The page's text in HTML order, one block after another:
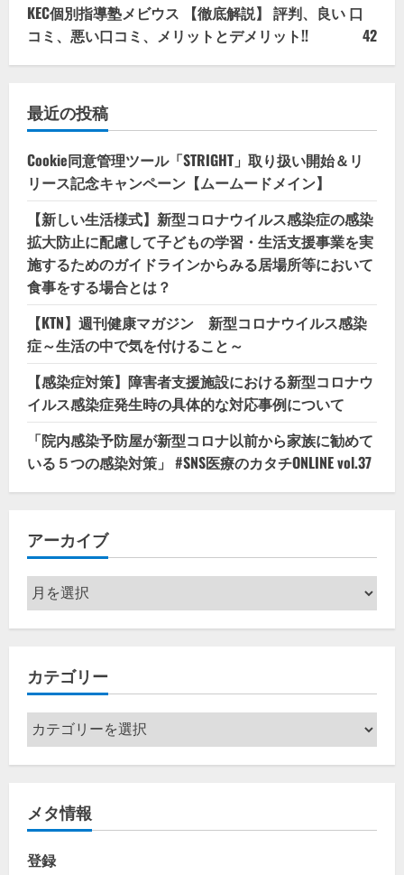
KEC個別指導塾メビウス 【徹底解説】 評判、良い 口
コミ、悪い口コミ、メリットとデメリット!!
42
最近の投稿
Cookie同意管理ツール「STRIGHT」取り扱い開始＆リ
リース記念キャンペーン【ムームードメイン】
【新しい生活様式】新型コロナウイルス感染症の感染
拡大防止に配慮して子どもの学習・生活支援事業を実
施するためのガイドラインからみる居場所等において
食事をする場合とは？
【KTN】週刊健康マガジン 新型コロナウイルス感染
症～生活の中で気を付けること～
【感染症対策】障害者支援施設における新型コロナウ
イルス感染症発生時の具体的な対応事例について
「院内感染予防屋が新型コロナ以前から家族に勧めて
いる５つの感染対策」 #SNS医療のカタチONLINE vol.37
アーカイブ
ア
ー
カ
ブ
カテゴリー
カ
テ
ゴ
ー
メタ情報
登録